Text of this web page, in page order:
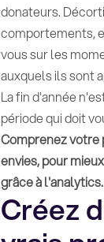
donateurs.
comportements,
vous sur les
auxquels ils sont
La fin d'année
période qui doit
Comprenez votre
envies, pour
grâce à l'analytics.
Créez